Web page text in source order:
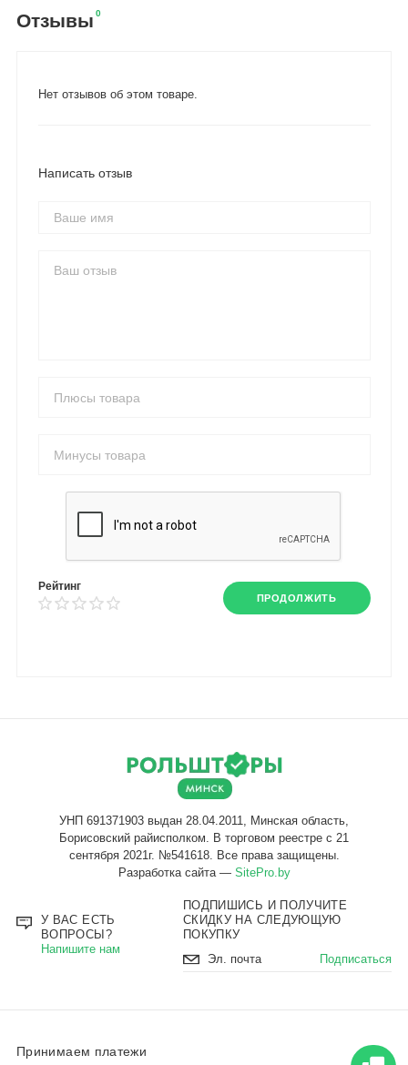
Отзывы 0
Нет отзывов об этом товаре.
Написать отзыв
Рейтинг
ПРОДОЛЖИТЬ
Разработка сайта — SitePro.by